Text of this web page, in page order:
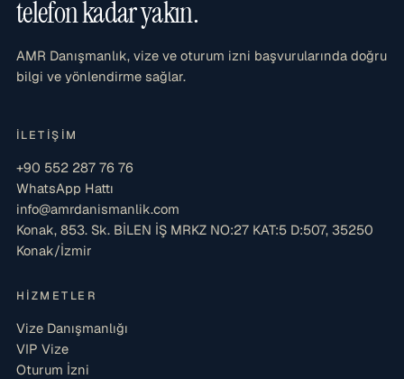
telefon kadar yakın.
AMR Danışmanlık, vize ve oturum izni başvurularında doğru
bilgi ve yönlendirme sağlar.
İLETIŞIM
+90 552 287 76 76
WhatsApp Hattı
info@amrdanismanlik.com
Konak, 853. Sk. BİLEN İŞ MRKZ NO:27 KAT:5 D:507, 35250
Konak/İzmir
HIZMETLER
Vize Danışmanlığı
VIP Vize
Oturum İzni